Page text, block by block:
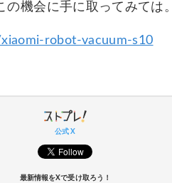
機会に手に取ってみては。
robot-vacuum-s10
公式 X
最新情報をXで受け取ろう！